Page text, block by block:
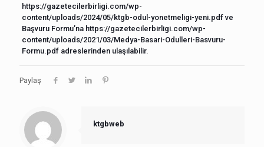
https://gazetecilerbirligi.com/wp-
content/uploads/2024/05/ktgb-odul-yonetmeligi-yeni.pdf ve
Başvuru Formu’na https://gazetecilerbirligi.com/wp-
content/uploads/2021/03/Medya-Basari-Odulleri-Basvuru-
Formu.pdf adreslerinden ulaşılabilir.
Paylaş
ktgbweb